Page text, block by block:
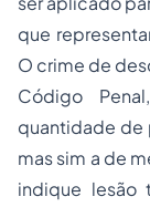
que
O crime de
Código
quantidade de
mas sim a de
indique lesão